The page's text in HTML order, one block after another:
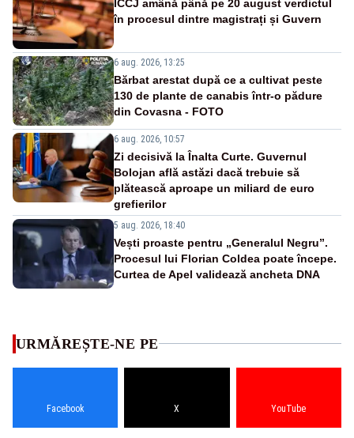
ÎCCJ amână până pe 20 august verdictul
în procesul dintre magistrați și Guvern
6 aug. 2026, 13:25
Bărbat arestat după ce a cultivat peste
130 de plante de canabis într-o pădure
din Covasna - FOTO
6 aug. 2026, 10:57
Zi decisivă la Înalta Curte. Guvernul
Bolojan află astăzi dacă trebuie să
plătească aproape un miliard de euro
grefierilor
5 aug. 2026, 18:40
Vești proaste pentru „Generalul Negru”.
Procesul lui Florian Coldea poate începe.
Curtea de Apel validează ancheta DNA
URMĂREȘTE-NE PE
Facebook X YouTube